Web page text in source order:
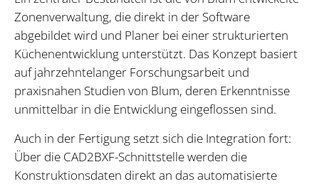
Zonenverwaltung, die direkt in der Software
abgebildet wird und Planer bei einer strukturierten
Küchenentwicklung unterstützt. Das Konzept basiert
auf jahrzehntelanger Forschungsarbeit und
praxisnahen Studien von Blum, deren Erkenntnisse
unmittelbar in die Entwicklung eingeflossen sind.
Auch in der Fertigung setzt sich die Integration fort:
Über die CAD2BXF-Schnittstelle werden die
Konstruktionsdaten direkt an das automatisierte